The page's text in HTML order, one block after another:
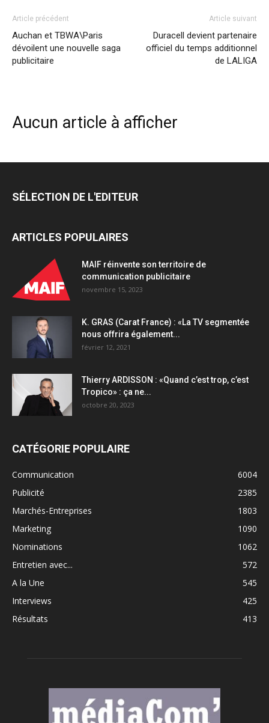
Article précédent
Auchan et TBWA\Paris
dévoilent une nouvelle saga
publicitaire
Article suivant
Duracell devient partenaire
officiel du temps additionnel
de LALIGA
Aucun article à afficher
SÉLECTION DE L'EDITEUR
ARTICLES POPULAIRES
MAIF réinvente son territoire de
communication publicitaire
novembre 15, 2023
K. GRAS (Carat France) : «La TV segmentée
nous offrira également...
février 12, 2021
Thierry ARDISSON : «Quand c’est trop, c’est
Tropico» : ça ne...
octobre 20, 2023
CATÉGORIE POPULAIRE
Communication
6004
Publicité
2385
Marchés-Entreprises
1803
Marketing
1090
Nominations
1062
Entretien avec...
572
A la Une
545
Interviews
425
Résultats
413